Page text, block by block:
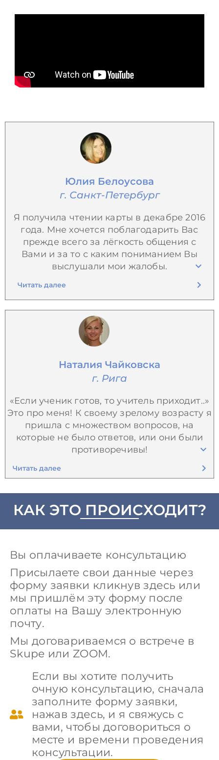
Юлия Белоусова
г. Санкт-Петербург
Я получила чтении карты в декабре 2016
года. Мне хочется поблагодарить Вас
прежде всего за лёгкость общения с
Вами и за то с каким пониманием Вы
выслушали мои жалобы.
Читать далее
Наталия Чайковска
г. Рига
«Если ученик готов, то учитель приходит..»
Это про меня! К своему зрелому возрасту я
пришла с множеством вопросов, на
которые не было ответов, или они были
противоречивы!
Читать далее
КАК ЭТО ПРОИСХОДИТ?
Вы оплачиваете консультацию
Присылаете свои данные через
форму заявки кликнув здесь или
мы пришлём эту форму после
оплаты на Вашу электронную
почту.
Мы договариваемся о встрече в
Skupe или ZOOM.
Если вы хотите получить
очную консультацию, сначала
заполните форму заявки,
нажав здесь, и я свяжусь с
вами, чтобы договориться о
месте и времени проведения
консультации.